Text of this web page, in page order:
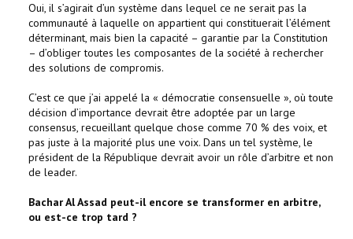
Oui, il s’agirait d’un système dans lequel ce ne serait pas la
communauté à laquelle on appartient qui constituerait l’élément
déterminant, mais bien la capacité – garantie par la Constitution
– d’obliger toutes les composantes de la société à rechercher
des solutions de compromis.
C’est ce que j’ai appelé la « démocratie consensuelle », où toute
décision d’importance devrait être adoptée par un large
consensus, recueillant quelque chose comme 70 % des voix, et
pas juste à la majorité plus une voix. Dans un tel système, le
président de la République devrait avoir un rôle d’arbitre et non
de leader.
Bachar Al Assad peut-il encore se transformer en arbitre,
ou est-ce trop tard ?